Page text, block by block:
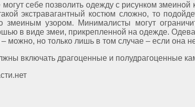
себе позволить одежду с рисунком змеиной
экстравагантный костюм сложно, то
змеиным узором. Минималисты могут
в виде змеи, прикрепленной на одежде.
можно, но только лишь в том случае – если она
включать драгоценные и полудрагоценные